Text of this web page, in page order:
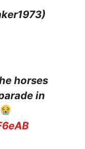
horses
in